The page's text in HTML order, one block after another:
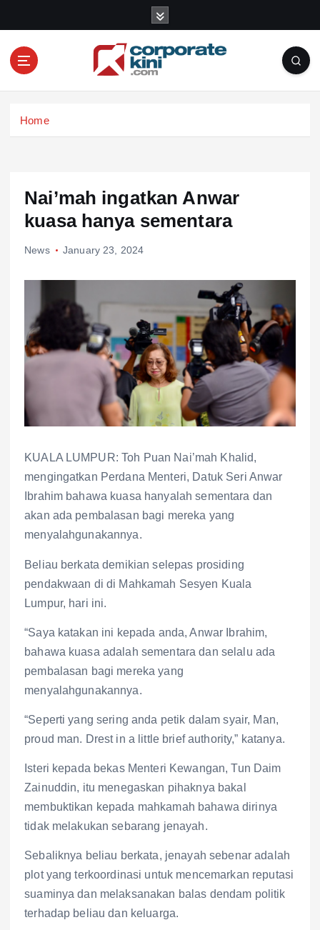
o
Home
Nai’mah ingatkan Anwar
kuasa hanya sementara
News January 23, 2024
KUALA LUMPUR: Toh Puan Nai’mah Khalid,
mengingatkan Perdana Menteri, Datuk Seri Anwar
Ibrahim bahawa kuasa hanyalah sementara dan
akan ada pembalasan bagi mereka yang
menyalahgunakannya.
Beliau berkata demikian selepas prosiding
pendakwaan di di Mahkamah Sesyen Kuala
Lumpur, hari ini.
“Saya katakan ini kepada anda, Anwar Ibrahim,
bahawa kuasa adalah sementara dan selalu ada
pembalasan bagi mereka yang
menyalahgunakannya.
“Seperti yang sering anda petik dalam syair, Man,
proud man. Drest in a little brief authority,” katanya.
Isteri kepada bekas Menteri Kewangan, Tun Daim
Zainuddin, itu menegaskan pihaknya bakal
membuktikan kepada mahkamah bahawa dirinya
tidak melakukan sebarang jenayah.
Sebaliknya beliau berkata, jenayah sebenar adalah
plot yang terkoordinasi untuk mencemarkan reputasi
suaminya dan melaksanakan balas dendam politik
terhadap beliau dan keluarga.